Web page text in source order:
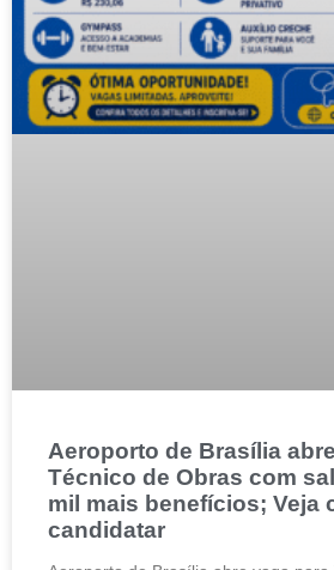
Aeroporto de Brasília
Técnico de Obras com
mil mais benefícios; Veja
candidatar